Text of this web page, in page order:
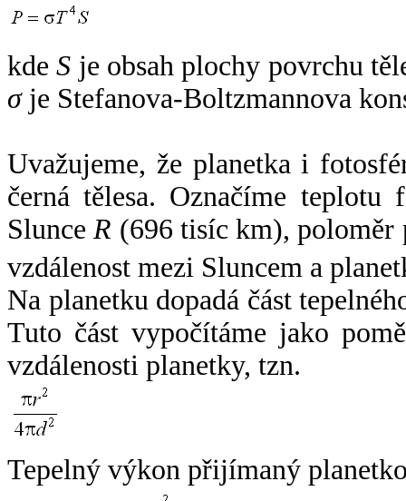
kdeS je obsah plochy povrchu
σje Stefanova-Boltzmannova
Uvažujeme, že planetka i
černá tělesa. Označíme
SlunceR (696 tisíc km),
vzdálenost mezi Sluncem a
Na planetku dopadá část
Tuto část vypočítáme jako
vzdálenosti planetky, tzn.
Tepelný výkon přijímaný